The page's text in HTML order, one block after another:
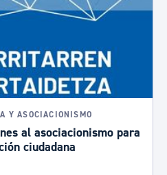
Y ASOCIACIONISMO
al asociacionismo para
ciudadana